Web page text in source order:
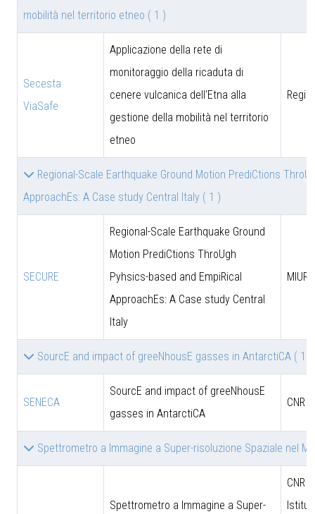
mobilità nel territorio etneo ( 1 )
Secesta
ViaSafe
Applicazione della rete di
monitoraggio della ricaduta di
cenere vulcanica dell'Etna alla
gestione della mobilità nel territorio
etneo
Regional-Scale Earthquake Ground Motion PrediCtions
ApproachEs: A Case study Central Italy ( 1 )
SECURE
Regional-Scale Earthquake Ground
Motion PrediCtions ThroUgh
Pyhsics-based and EmpiRical
ApproachEs: A Case study Central
Italy
MIUR
SourcE and impact of greeNhousE gasses in AntarctiCA ( 1 )
SENECA
SourcE and impact of greeNhousE
gasses in AntarctiCA
CNR
Spettrometro a Immagine a Super-risoluzione Spaziale nel
Spettrometro a Immagine a Super-
CNR -